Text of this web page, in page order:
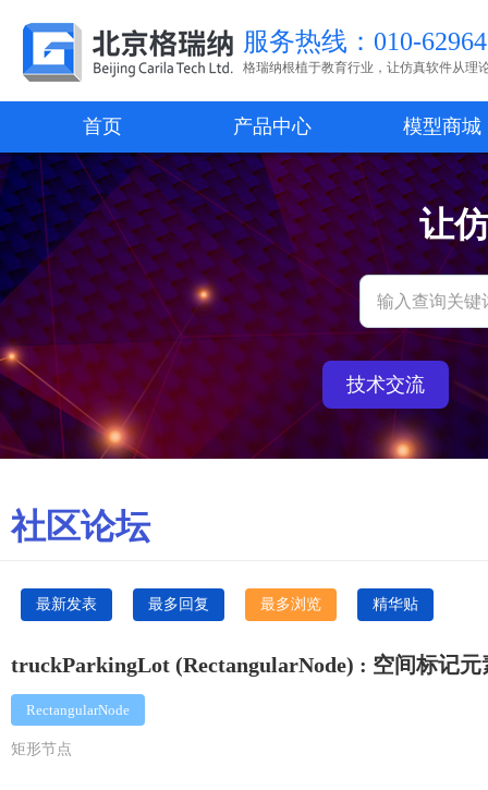
服务热线：010-
格瑞纳根植于教育行业，让仿真软件从理
首页 产品中心 模型商城
让
技术交流
社区论坛
最新发表 最多回复 最多浏览 精华贴
truckParkingLot (RectangularNode) : 空间标记
RectangularNode
矩形节点